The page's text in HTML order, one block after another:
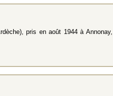
pris en août 1944 à Annonay,